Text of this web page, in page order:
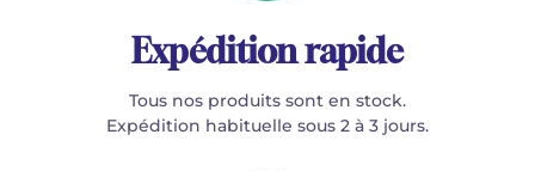
Expédition rapide
Tous nos produits sont en stock.
Expédition habituelle sous 2 à 3 jours.